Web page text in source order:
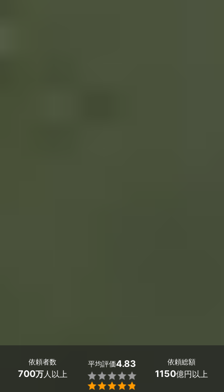
依頼者数
700万人以上
平均評価4.83


依頼総額
1150億円以上